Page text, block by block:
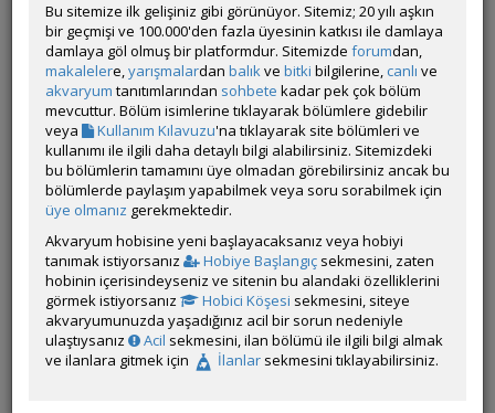
Grubun Diğer Türleri
Liste
Aequidens metae
(Yellow Acara)
Latince
Adı:
Bu sitemize ilk gelişiniz gibi görünüyor. Sitemiz; 20 yılı aşkın
bir geçmişi ve 100.000'den fazla üyesinin katkısı ile damlaya
damlaya göl olmuş bir platformdur. Sitemizde forumdan,
makalelere,yarışmalardan balıkve bitki bilgilerine, canlı ve
akvaryum tanıtımlarından sohbete kadar pek çok bölüm
mevcuttur. Bölüm isimlerine tıklayarak bölümlere gidebilir
veya
Kullanım Kılavuzu'na tıklayarak site bölümleri ve
kullanımı ile ilgili daha detaylı bilgi alabilirsiniz. Sitemizdeki
bu bölümlerin tamamını üye olmadan görebilirsiniz ancak bu
bölümlerde paylaşım yapabilmek veya soru sorabilmek için
üye olmanız gerekmektedir.
Akvaryum hobisine yeni başlayacaksanız veya hobiyi
tanımak istiyorsanız
Hobiye Başlangıç sekmesini, zaten
hobinin içerisindeyseniz ve sitenin bu alandaki özelliklerini
görmek istiyorsanız
Hobici Köşesi sekmesini, siteye
akvaryumunuzda yaşadığınız acil bir sorun nedeniyle
ulaştıysanız
Acil sekmesini, ilan bölümü ile ilgili bilgi almak
ve ilanlara gitmek için
İlanlar sekmesini tıklayabilirsiniz.